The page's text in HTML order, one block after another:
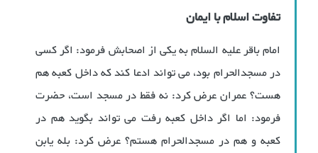
تفاوت اسلام با ایمان
امام باقر علیه السلام به یکی از اصحابش فرمود: اگر کسی
در مسجدالحرام بود، می تواند ادعا کند که داخل کعبه هم
هست؟ عمران عرض کرد: نه فقط در مسجد است، حضرت
فرمود: اما اگر داخل کعبه رفت می تواند بگوید هم در
کعبه و هم در مسجدالحرام هستم؟ عرض کرد: بله یابن